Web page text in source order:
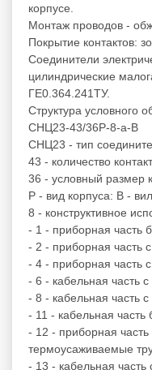
корпусе.
Монтаж проводов -
Покрытие контактов:
Соединители
цилиндрические
ГЕ0.364.241ТУ.
Структура условного
СНЦ23-43/36Р-8-а-В
СНЦ23 - тип
43 - количество
36 - условный размер
Р - вид корпуса: В -
8 - конструктивное
- 1 - приборная часть
- 2 - приборная часть
- 4 - приборная часть
- 6 - кабельная часть
- 8 - кабельная часть
- 11 - кабельная часть
- 12 - приборная
термоусаживаемые
- 13 - кабельная